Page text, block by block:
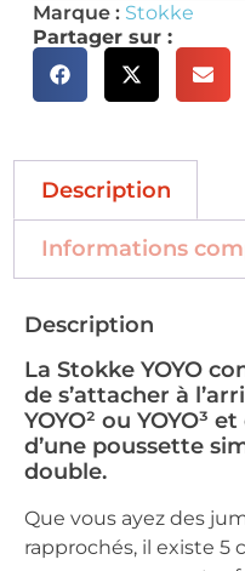
Marque : Stokke
Partager sur :
Description
Informations
Description
La Stokke YOYO
de s’attacher à
YOYO² ou YOYO³
d’une poussette
double.
Que vous ayez des
rapprochés, il existe 5